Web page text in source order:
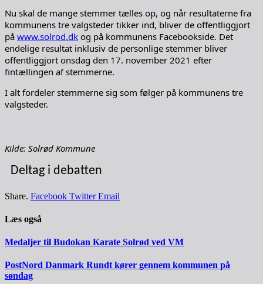
Nu skal de mange stemmer tælles op, og når resultaterne fra
kommunens tre valgsteder tikker ind, bliver de offentliggjort
på www.solrod.dk og på kommunens Facebookside. Det
endelige resultat inklusiv de personlige stemmer bliver
offentliggjort onsdag den 17. november 2021 efter
fintællingen af stemmerne.
I alt fordeler stemmerne sig som følger på kommunens tre
valgsteder.
Kilde: Solrød Kommune
Deltag i debatten
Share. Facebook Twitter Email
Læs også
Medaljer til Budokan Karate Solrød ved VM
PostNord Danmark Rundt kører gennem kommunen på
søndag